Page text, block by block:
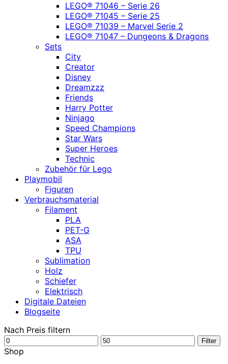
LEGO® 71046 – Serie 26
LEGO® 71045 – Serie 25
LEGO® 71039 – Marvel Serie 2
LEGO® 71047 – Dungeons & Dragons
Sets
City
Creator
Disney
Dreamzzz
Friends
Harry Potter
Ninjago
Speed Champions
Star Wars
Super Heroes
Technic
Zubehör für Lego
Playmobil
Figuren
Verbrauchsmaterial
Filament
PLA
PET-G
ASA
TPU
Sublimation
Holz
Schiefer
Elektrisch
Digitale Dateien
Blogseite
Nach Preis filtern
Min.
Preis
Max.
Filter
Shop